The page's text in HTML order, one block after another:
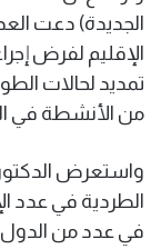
الجديدة) دعت
الإقليم لفرض
تمديد لحالات
من الأنشطة في
واستعرض الدكتور
الطردية في عدد
في عدد من الدول